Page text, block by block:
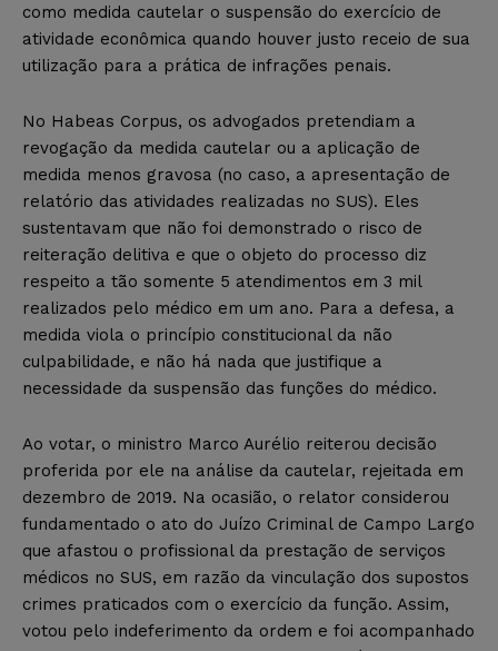
como medida cautelar o suspensão do exercício de
atividade econômica quando houver justo receio de sua
utilização para a prática de infrações penais.
No Habeas Corpus, os advogados pretendiam a
revogação da medida cautelar ou a aplicação de
medida menos gravosa (no caso, a apresentação de
relatório das atividades realizadas no SUS). Eles
sustentavam que não foi demonstrado o risco de
reiteração delitiva e que o objeto do processo diz
respeito a tão somente 5 atendimentos em 3 mil
realizados pelo médico em um ano. Para a defesa, a
medida viola o princípio constitucional da não
culpabilidade, e não há nada que justifique a
necessidade da suspensão das funções do médico.
Ao votar, o ministro Marco Aurélio reiterou decisão
proferida por ele na análise da cautelar, rejeitada em
dezembro de 2019. Na ocasião, o relator considerou
fundamentado o ato do Juízo Criminal de Campo Largo
que afastou o profissional da prestação de serviços
médicos no SUS, em razão da vinculação dos supostos
crimes praticados com o exercício da função. Assim,
votou pelo indeferimento da ordem e foi acompanhado